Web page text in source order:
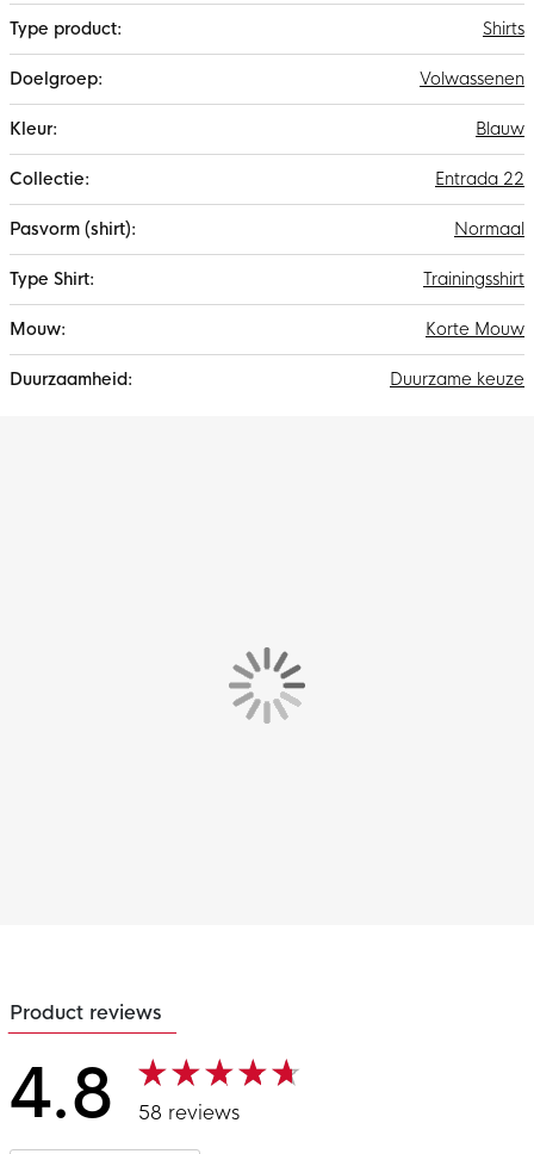
Shirts
Volwassenen
Blauw
Entrada 22
Normaal
Trainingsshirt
Korte Mouw
Duurzame keuze
Product reviews
4.8 58 reviews